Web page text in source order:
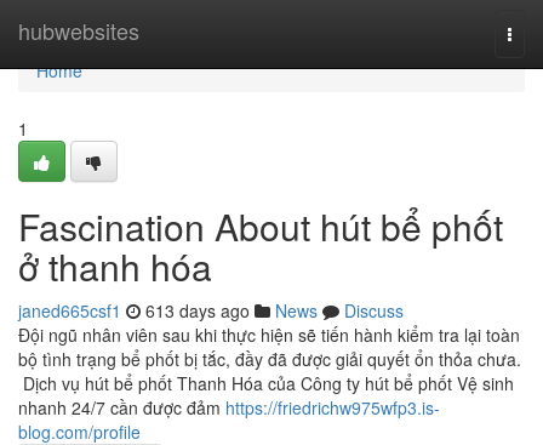
hubwebsites
Home
Home
1
Fascination About hút bể phốt
ở thanh hóa
janed665csf1 613 days ago News
Discuss
Đội ngũ nhân viên sau khi thực hiện sẽ tiến hành kiểm tra lại toàn
bộ tình trạng bể phốt bị tắc, đầy đã được giải quyết ổn thỏa chưa.
Dịch vụ hút bể phốt Thanh Hóa của Công ty hút bể phốt Vệ sinh
nhanh 24/7 cần được đảm https://friedrichw975wfp3.is-
blog.com/profile